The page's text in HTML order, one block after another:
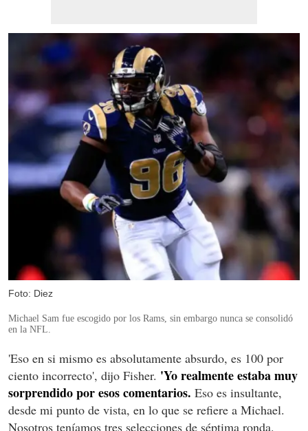
Foto: Diez
Michael Sam fue escogido por los Rams, sin embargo nunca se consolidó
en la NFL.
'Eso en si mismo es absolutamente absurdo, es 100 por
ciento incorrecto', dijo Fisher. 'Yo realmente estaba muy
sorprendido por esos comentarios. Eso es insultante,
desde mi punto de vista, en lo que se refiere a Michael.
Nosotros teníamos tres selecciones de séptima ronda.